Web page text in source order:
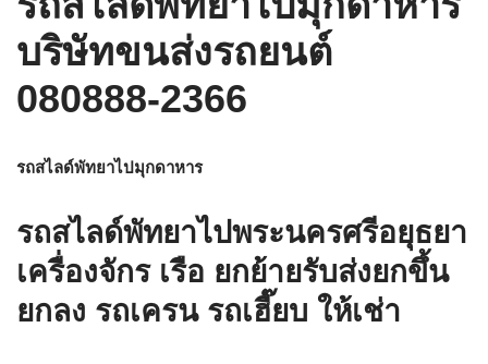
บริษัทขนส่งรถยนต์
080888-2366
รถสไลด์พัทยาไปมุกดาหาร
รถสไลด์พัทยาไปพระนครศรีอยุธยา
เครื่องจักร เรือ ยกย้ายรับส่งยกขึ้น
ยกลง รถเครน รถเฮี๊ยบ ให้เช่า